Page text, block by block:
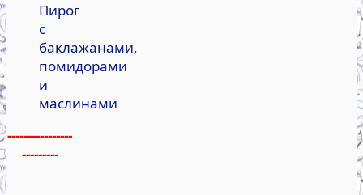
Пирог
с
баклажанами,
помидорами
и
маслинами
----------------
---------